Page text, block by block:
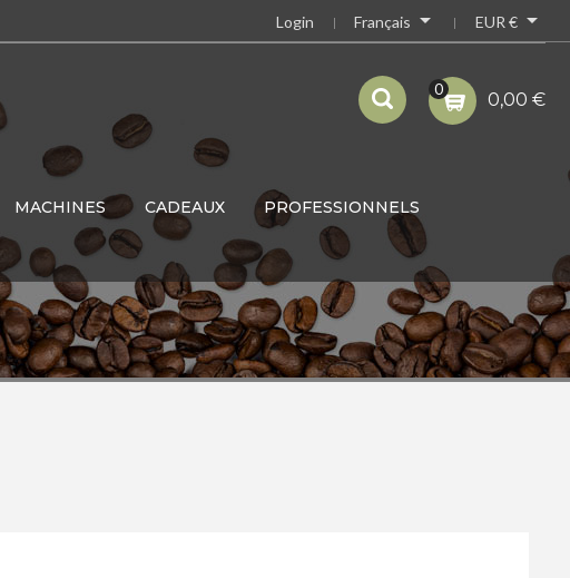
EUR € 
Français 
Login
0 0,00 €
MACHINES CADEAUX PROFESSIONNELS